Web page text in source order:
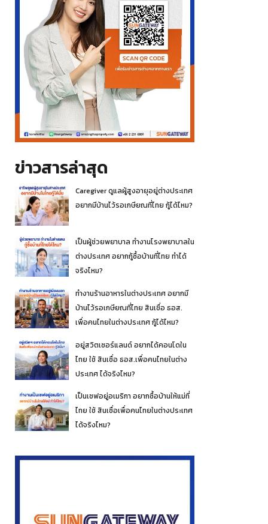
ข่าวสารล่าสุด
Caregiver ดูแลผู้สูงอายุอยู่ต่างประเทศ
อยากมีบ้านไว้รอเกษียณที่ไทย กู้ได้ไหม?
เป็นผู้ช่วยพยาบาล ทำงานโรงพยาบาลใน
ต่างประเทศ อยากกู้ซื้อบ้านที่ไทย ทำได้
จริงไหม?
ทำงานร้านอาหารในต่างประเทศ อยากมี
บ้านไว้รอเกษียณที่ไทย สินเชื่อ ธอส.
เพื่อคนไทยในต่างประเทศ กู้ได้ไหม?
อยู่สวิตเซอร์แลนด์ อยากได้คอนโดใน
ไทย ใช้ สินเชื่อ ธอส.เพื่อคนไทยในต่าง
ประเทศ ได้จริงไหม?
เป็นเชฟอยู่อเมริกา อยากซื้อบ้านให้แม่ที่
ไทย ใช้ สินเชื่อเพื่อคนไทยในต่างประเทศ
ได้จริงไหม?